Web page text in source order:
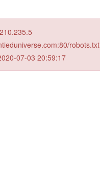
robots.txt
07-03 20:59:17